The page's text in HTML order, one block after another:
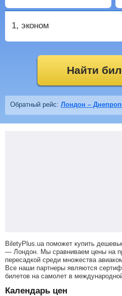
1, эконом
Найти
Обратный рейс: Лондон –
BiletyPlus.ua поможет купить
— Лондон. Мы сравниваем цены на
пересадкой среди множества
Все наши партнеры являются
билетов на самолет в
Календарь цен